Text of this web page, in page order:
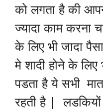
को लगता है की
ज्यादा काम करना
के लिए भी जादा
मे शादी होने के
पडता है ये सभी
रहती है | लडकियों